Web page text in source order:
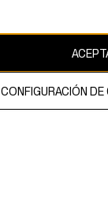
CONFIGURACIÓN